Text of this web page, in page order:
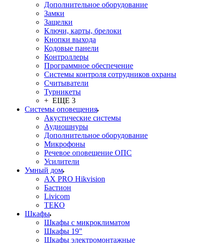
Дополнительное оборудование
Замки
Защелки
Ключи, карты, брелоки
Кнопки выхода
Кодовые панели
Контроллеры
Программное обеспечение
Системы контроля сотрудников охраны
Считыватели
Турникеты
+ ЕЩЕ 3
Системы оповещения
Акустические системы
Аудиошнуры
Дополнительное оборудование
Микрофоны
Речевое оповещение ОПС
Усилители
Умный дом
AX PRO Hikvision
Бастион
Livicom
ТЕКО
Шкафы
Шкафы с микроклиматом
Шкафы 19"
Шкафы электромонтажные